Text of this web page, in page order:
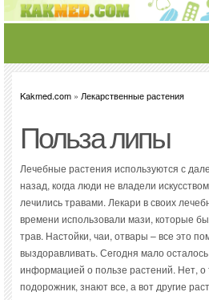
Kakmed.com » Лекарственные растения
Польза липы
Лечебные растения используются с
назад, когда люди не владели
лечились травами. Лекари в своих
времени использовали мази, которые
трав. Настойки, чаи, отвары – все это
выздоравливать. Сегодня мало
информацией о пользе растений. Нет, о
подорожник, знают все, а вот другие